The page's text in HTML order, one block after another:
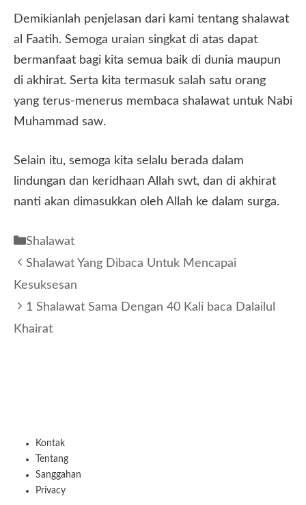
Demikianlah penjelasan dari kami tentang shalawat
al Faatih. Semoga uraian singkat di atas dapat
bermanfaat bagi kita semua baik di dunia maupun
di akhirat. Serta kita termasuk salah satu orang
yang terus-menerus membaca shalawat untuk Nabi
Muhammad saw.
Selain itu, semoga kita selalu berada dalam
lindungan dan keridhaan Allah swt, dan di akhirat
nanti akan dimasukkan oleh Allah ke dalam surga.
Kategori
Shalawat
Shalawat Yang Dibaca Untuk Mencapai
Kesuksesan
1 Shalawat Sama Dengan 40 Kali baca Dalailul
Khairat
Kontak
Tentang
Sanggahan
Privacy